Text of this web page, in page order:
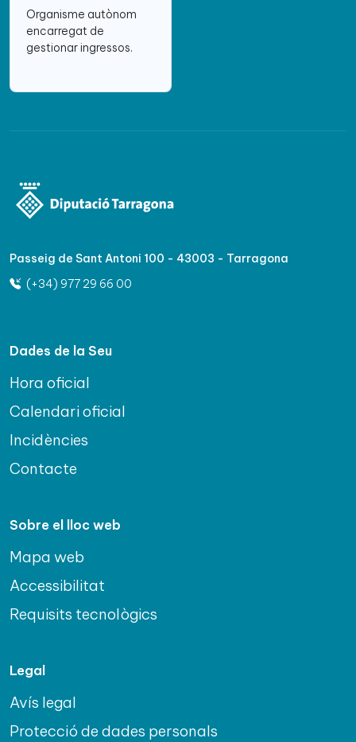
Organisme autònom
encarregat de
gestionar ingressos.
Passeig de Sant Antoni 100 - 43003 - Tarragona
(+34) 977 29 66 00
Dades de la Seu
Hora oficial
Calendari oficial
Incidències
Contacte
Sobre el lloc web
Mapa web
Accessibilitat
Requisits tecnològics
Legal
Avís legal
Protecció de dades personals